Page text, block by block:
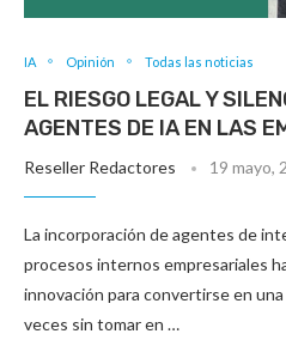
IA Opinión Todas las noticias
EL RIESGO LEGAL Y
AGENTES DE IA EN LAS
Reseller Redactores 19 mayo,
La incorporación de agentes de
procesos internos empresariales
innovación para convertirse en
veces sin tomar en …